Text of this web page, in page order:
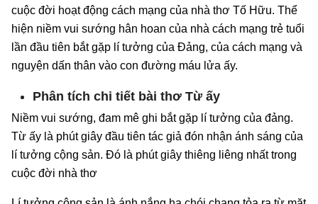
cuộc đời hoạt động cách mạng của nhà thơ Tố Hữu. Thể
hiện niềm vui sướng hân hoan của nhà cách mạng trẻ tuổi
lần đầu tiên bắt gặp lí tưởng của Đảng, của cách mạng và
nguyện dấn thân vào con đường máu lửa ấy.
Phân tích chi tiết bài thơ Từ ấy
Niềm vui sướng, đam mê ghi bắt gặp lí tưởng của đảng.
Từ ấy là phút giây đầu tiên tác giả đón nhận ánh sáng của
lí tưởng cộng sản. Đó là phút giây thiêng liêng nhất trong
cuộc đời nhà thơ